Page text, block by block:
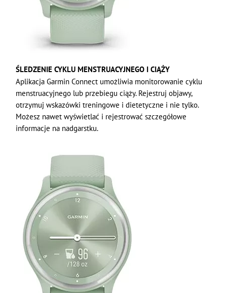
ŚLEDZENIE CYKLU MENSTRUACYJNEGO I CIĄŻY
Aplikacja Garmin Connect umożliwia monitorowanie cyklu
menstruacyjnego lub przebiegu ciąży. Rejestruj objawy,
otrzymuj wskazówki treningowe i dietetyczne i nie tylko.
Możesz nawet wyświetlać i rejestrować szczegółowe
informacje na nadgarstku.